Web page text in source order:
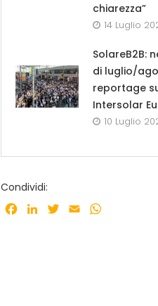
chiarezza”
14 Luglio
SolareB2B:
di luglio/
reportage
Intersolar
10 Luglio
Condividi:
Facebook
LinkedInTwitter
Email